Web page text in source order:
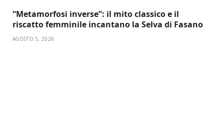
“Metamorfosi inverse”: il mito classico e il
riscatto femminile incantano la Selva di Fasano
AGOSTO 5, 2026